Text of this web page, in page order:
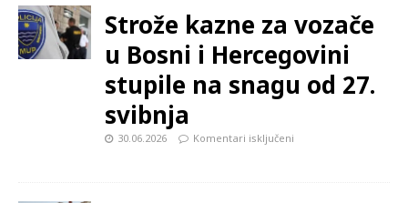
Strože kazne za vozače
u Bosni i Hercegovini
stupile na snagu od 27.
svibnja
30.06.2026 Komentari isključeni